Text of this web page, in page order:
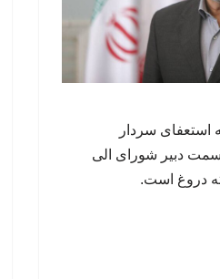
استعفای سردار
سمت دبیر شورای الی
دروغ است.